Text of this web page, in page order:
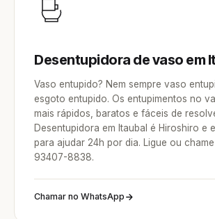
Desentupidora de vaso em
Vaso entupido? Nem sempre vaso
esgoto entupido. Os entupimentos no
mais rápidos, baratos e fáceis de
Desentupidora em Itaubal é Hiroshiro e
para ajudar 24h por dia. Ligue ou chame
93407-8838.
Chamar no WhatsApp